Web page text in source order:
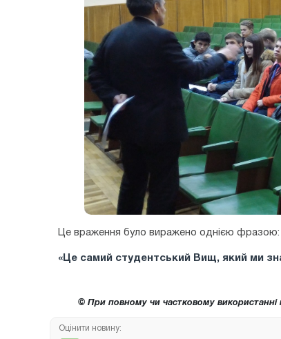
Це враження було виражено однією фразою:
«Це самий студентський Вищ, який ми
© При повному чи частковому використанні
Оцінити новину: